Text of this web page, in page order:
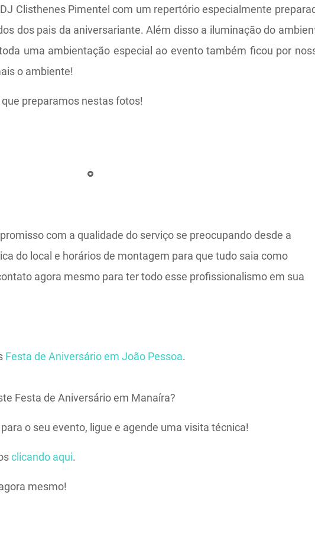
Clisthenes Pimentel com um repertório especialmente
dos pais da aniversariante. Além disso a iluminação do
uma ambientação especial ao evento também ficou por
o ambiente!
preparamos nestas fotos!
com a qualidade do serviço se preocupando desde a
do local e horários de montagem para que tudo saia como
agora mesmo para ter todo esse profissionalismo em sua
Festa de Aniversário em João Pessoa.
Festa de Aniversário em Manaíra?
o seu evento, ligue e agende uma visita técnica!
clicando aqui.
mesmo!